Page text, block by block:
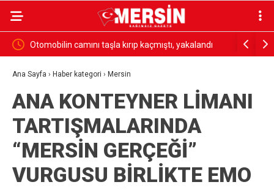
Otomobilin camını taşla kırıp kaçmıştı, yakalandı 18
Ana Sayfa › Haber kategori › Mersin
ANA KONTEYNER LİMANI
TARTIŞMALARINDA
“MERSİN GERÇEĞİ”
VURGUSU BİRLİKTE EMO